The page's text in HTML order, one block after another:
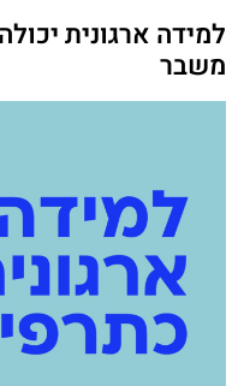
למידה ארגונית
משבר